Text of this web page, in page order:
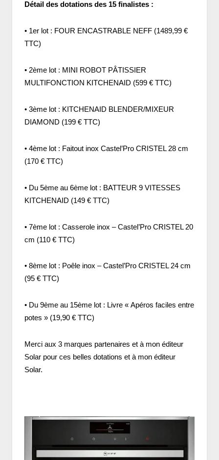
Détail des dotations des 15 finalistes :
• 1er lot : FOUR ENCASTRABLE NEFF (1489,99 €
TTC)
• 2ème lot : MINI ROBOT PÂTISSIER
MULTIFONCTION KITCHENAID (599 € TTC)
• 3ème lot : KITCHENAID BLENDER/MIXEUR
DIAMOND (199 € TTC)
• 4ème lot : Faitout inox Castel’Pro CRISTEL 28 cm
(170 € TTC)
• Du 5ème au 6ème lot : BATTEUR 9 VITESSES
KITCHENAID (149 € TTC)
• 7ème lot : Casserole inox – Castel’Pro CRISTEL 20
cm (110 € TTC)
• 8ème lot : Poêle inox – Castel’Pro CRISTEL 24 cm
(95 € TTC)
• Du 9ème au 15ème lot : Livre « Apéros faciles entre
potes » (19,90 € TTC)
Merci aux 3 marques partenaires et à mon éditeur
Solar pour ces belles dotations et à mon éditeur
Solar.